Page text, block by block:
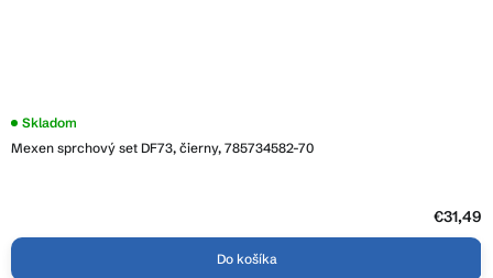
Mexen sprchový set DF73, čierny, 785734582-70
Skladom
€31,49
Do košíka